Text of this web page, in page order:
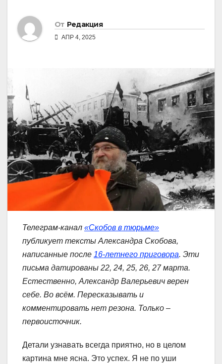
От Редакция
АПР 4, 2025
Телеграм-канал «Скобов в тюрьме»
публикует тексты Александра Скобова,
написанные после 16-летнего приговора. Эти
письма датированы 22, 24, 25, 26, 27 марта.
Естественно, Александр Валерьевич верен
себе. Во всём. Пересказывать и
комментировать нет резона. Только –
первоисточник.
Детали узнавать всегда приятно, но в целом
картина мне ясна. Это успех. Я не по уши